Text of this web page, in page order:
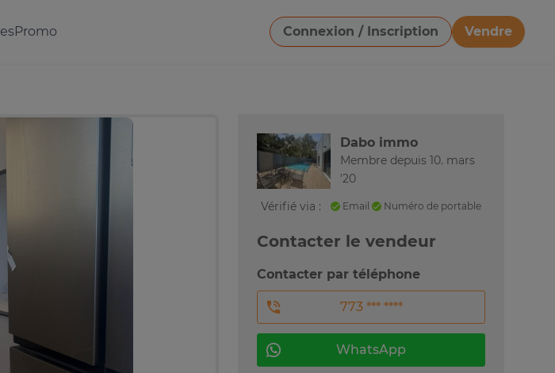
Promo Connexion / Inscription
Vendre
Télécharger une image
Dabo immo
Membre depuis 10. mars
'20
Vérifié via :
Email Numéro de portable
Contacter le vendeur
Contacter par téléphone
773 *** ****
WhatsApp